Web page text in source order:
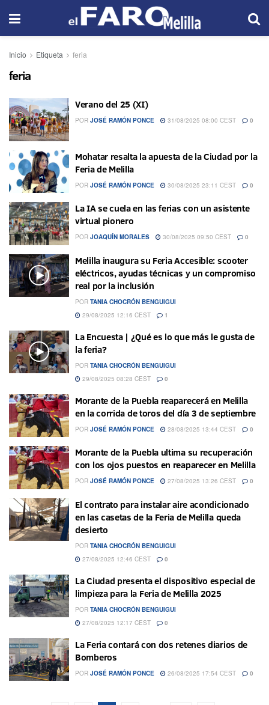
Inicio Etiqueta feria
feria
Verano del 25 (XI)
POR JOSÉ RAMÓN PONCE 31/08/2025 08:00 CEST 0
Mohatar resalta la apuesta de la Ciudad por la
Feria de Melilla
POR JOSÉ RAMÓN PONCE 30/08/2025 23:11 CEST 0
La IA se cuela en las ferias con un asistente
virtual pionero
POR JOAQUÍN MORALES 30/08/2025 09:50 CEST 0
Melilla inaugura su Feria Accesible: scooter
eléctricos, ayudas técnicas y un compromiso
real por la inclusión
POR TANIA CHOCRÓN BENGUIGUI
29/08/2025 12:16 CEST
1
La Encuesta | ¿Qué es lo que más le gusta de
la feria?
POR TANIA CHOCRÓN BENGUIGUI
29/08/2025 08:28 CEST
0
Morante de la Puebla reaparecerá en Melilla
en la corrida de toros del día 3 de septiembre
POR JOSÉ RAMÓN PONCE 28/08/2025 13:44 CEST 0
Morante de la Puebla ultima su recuperación
con los ojos puestos en reaparecer en Melilla
POR JOSÉ RAMÓN PONCE 27/08/2025 13:26 CEST 0
El contrato para instalar aire acondicionado
en las casetas de la Feria de Melilla queda
desierto
POR TANIA CHOCRÓN BENGUIGUI
27/08/2025 12:46 CEST
0
La Ciudad presenta el dispositivo especial de
limpieza para la Feria de Melilla 2025
POR TANIA CHOCRÓN BENGUIGUI
27/08/2025 12:17 CEST
0
La Feria contará con dos retenes diarios de
Bomberos
POR JOSÉ RAMÓN PONCE 26/08/2025 17:54 CEST 0